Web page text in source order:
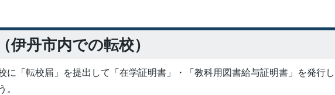
伊丹市内での転校）
に「転校届」を提出して「在学証明書」・「教科用図書給与証明書」を発行し
。